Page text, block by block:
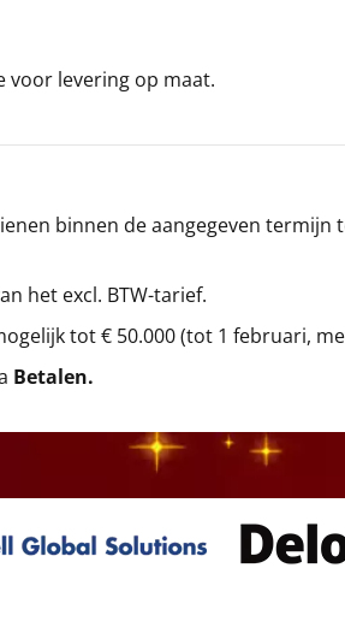
voor levering op maat.
binnen de aangegeven termijn
het excl. BTW-tarief.
tot € 50.000 (tot 1 februari,
Betalen.